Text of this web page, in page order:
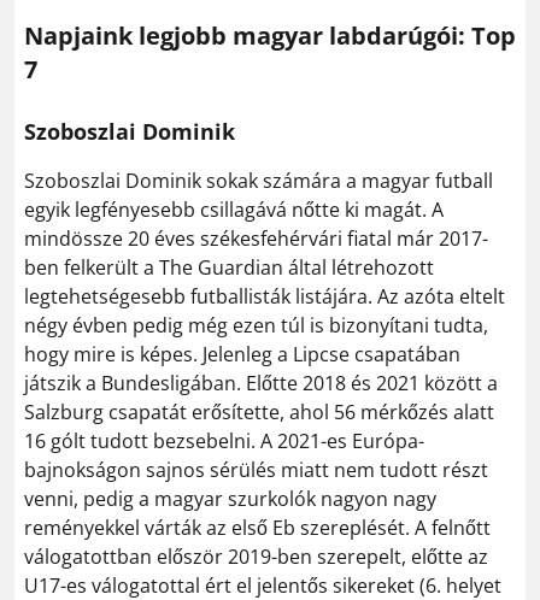
Napjaink legjobb magyar labdarúgói: Top
7
Szoboszlai Dominik
Szoboszlai Dominik sokak számára a magyar futball
egyik legfényesebb csillagává nőtte ki magát. A
mindössze 20 éves székesfehérvári fiatal már 2017-
ben felkerült a The Guardian által létrehozott
legtehetségesebb futballisták listájára. Az azóta eltelt
négy évben pedig még ezen túl is bizonyítani tudta,
hogy mire is képes. Jelenleg a Lipcse csapatában
játszik a Bundesligában. Előtte 2018 és 2021 között a
Salzburg csapatát erősítette, ahol 56 mérkőzés alatt
16 gólt tudott bezsebelni. A 2021-es Európa-
bajnokságon sajnos sérülés miatt nem tudott részt
venni, pedig a magyar szurkolók nagyon nagy
reményekkel várták az első Eb szereplését. A felnőtt
válogatottban először 2019-ben szerepelt, előtte az
U17-es válogatottal ért el jelentős sikereket (6. helyet